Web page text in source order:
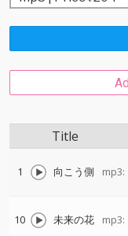
Title
1 向こう側 mp3:
10 未来の花 mp3: